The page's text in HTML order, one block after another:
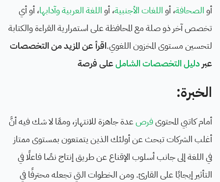
أوالصحافة، أواللغات الأجنبية، أواللغة العربية وآدابها، أو أي
تخصص آخر ذو صلة مع المحافظة على استمرارية القراءة والكتابة
لتحسين مستوى المخزون اللغوي.اقرأ عن المزيد من التخصصات
عبر دليل التخصصات الشاملعلى فرصة
الخبرة:
أمام كاتبي المحتوىفرصعدة جاهزة للانتهاز، وممَّا لا شك فيه أنَّ
أغلب الشركات تبحث عن أولئك الذين يتمتعون بمستوى ممتاز
في اللغة إلى جانب أسلوب الإقناع عن طريق إنتاج نصًا فاعلًا في
التأثير إيجابًا على القارئ. ومن الخطوات التي تجعله محترفًا في